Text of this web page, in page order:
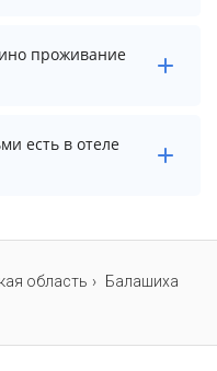
уточните
у менеджера,
проживание
разрешено.
дополнительно.
есть в отеле
область
Балашиха